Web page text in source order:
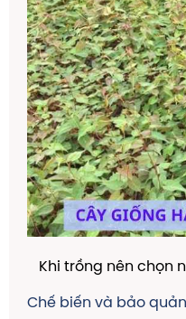
Khi trồng nên chọn
Chế biến và bảo quản